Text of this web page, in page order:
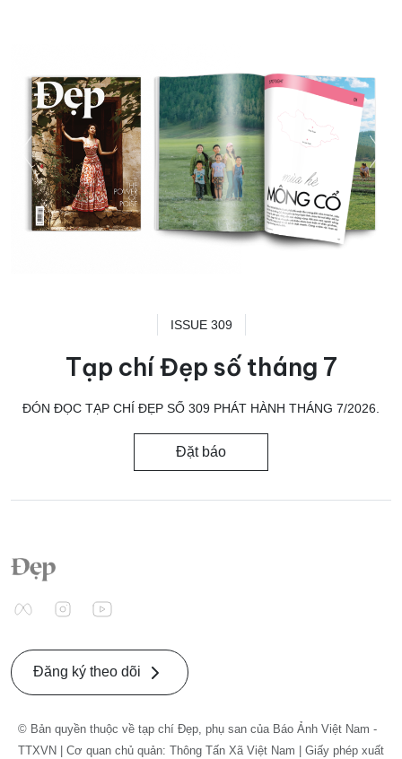
ISSUE 309
Tạp chí Đẹp số tháng 7
ĐÓN ĐỌC TẠP CHÍ ĐẸP SỐ 309 PHÁT HÀNH THÁNG 7/2026.
Đặt báo
Đăng ký theo dõi
© Bản quyền thuộc về tạp chí Đẹp, phụ san của Báo Ảnh Việt Nam -
TTXVN | Cơ quan chủ quản: Thông Tấn Xã Việt Nam | Giấy phép xuất